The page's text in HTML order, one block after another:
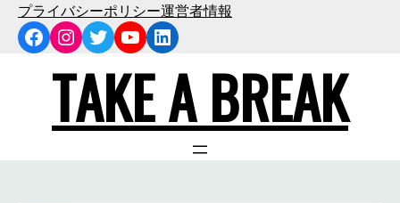
プライバシーポリシー運営者情報
Facebook
Instagram
Twitter
YouTube
LinkedIn
TAKE A BREAK